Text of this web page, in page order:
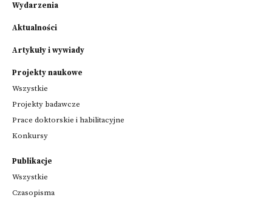
Wydarzenia
Aktualności
Artykuły i wywiady
Projekty naukowe
Wszystkie
Projekty badawcze
Prace doktorskie i habilitacyjne
Konkursy
Publikacje
Wszystkie
Czasopisma